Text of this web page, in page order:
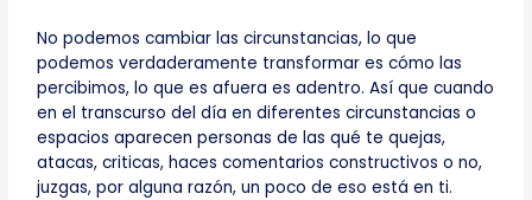
No podemos cambiar las circunstancias, lo que
podemos verdaderamente transformar es cómo las
percibimos, lo que es afuera es adentro. Así que cuando
en el transcurso del día en diferentes circunstancias o
espacios aparecen personas de las qué te quejas,
atacas, criticas, haces comentarios constructivos o no,
juzgas, por alguna razón, un poco de eso está en ti.